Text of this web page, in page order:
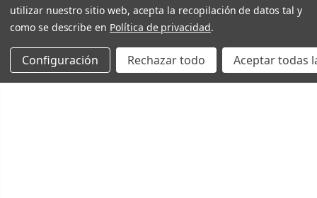
utilizar nuestro sitio web, acepta la recopilación de datos tal y
como se describe en Política de privacidad.
Configuración Rechazar todo Aceptar todas